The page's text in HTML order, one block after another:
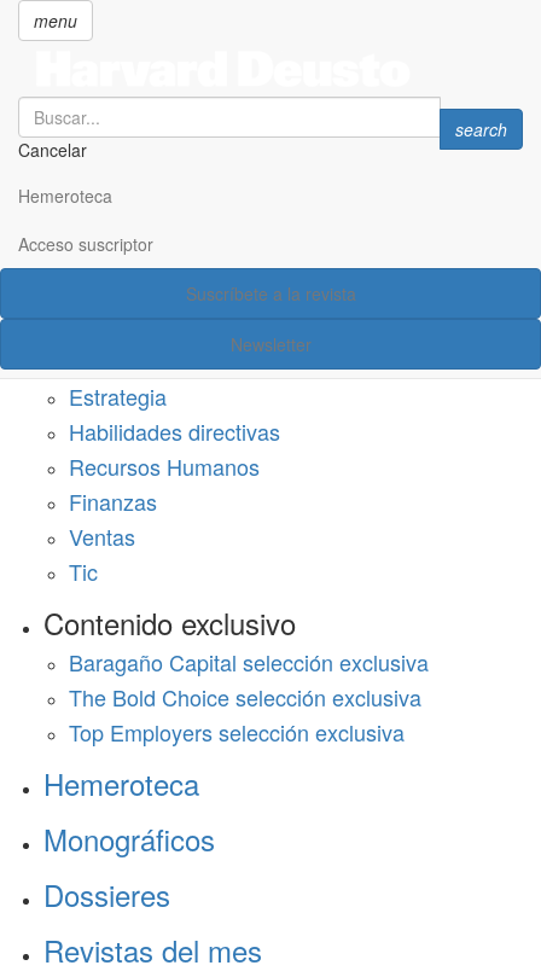
principal
menu
Search
Cancelar
Search
search
Hemeroteca
Acceso suscriptor
Suscríbete a la revista
Newsletter
Acceso suscriptor
Estrategia
Habilidades directivas
Recursos Humanos
Finanzas
Ventas
Tic
Contenido exclusivo
Baragaño Capital selección exclusiva
The Bold Choice selección exclusiva
Top Employers selección exclusiva
Hemeroteca
Monográficos
Dossieres
Revistas del mes